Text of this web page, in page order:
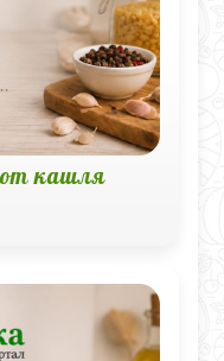
от кашля